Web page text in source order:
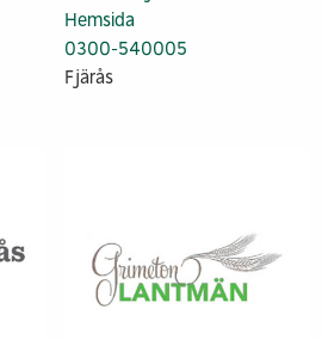
Hemsida
0300-540005
Fjärås